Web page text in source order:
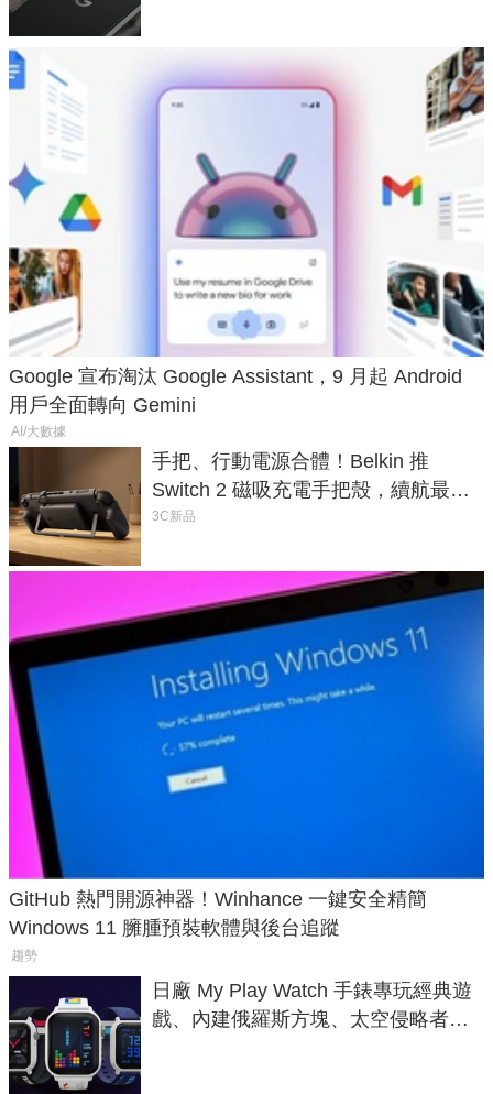
Google 宣布淘汰 Google Assistant，9 月起 Android
用戶全面轉向 Gemini
AI/大數據
手把、行動電源合體！Belkin 推
Switch 2 磁吸充電手把殼，續航最高
延長 1.5 倍
3C新品
GitHub 熱門開源神器！Winhance 一鍵安全精簡
Windows 11 臃腫預裝軟體與後台追蹤
趨勢
日廠 My Play Watch 手錶專玩經典遊
戲、內建俄羅斯方塊、太空侵略者，